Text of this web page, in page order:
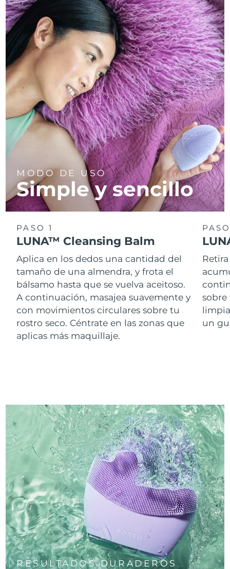
MODO DE USO
Simple y sencillo
PASO 1
LUNA™ Cleansing Balm
Aplica en los dedos una cantidad del
tamaño de una almendra, y frota el
bálsamo hasta que se vuelva aceitoso.
A continuación, masajea suavemente y
con movimientos circulares sobre tu
rostro seco. Céntrate en las zonas que
aplicas más maquillaje.
un
RESULTADOS DURADEROS